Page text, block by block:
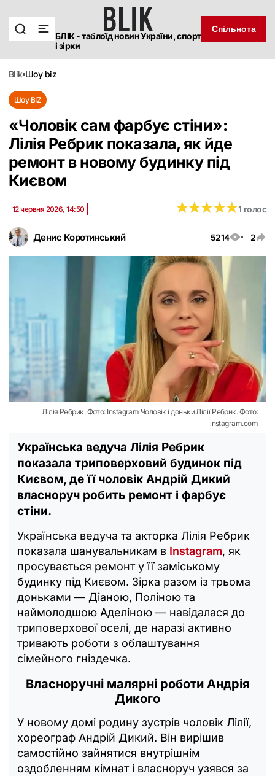
БЛІК - таблоїд новин України, спорт
і зірки
Спільнота
blik шоу biz
Шоу BIZ
«Чоловік сам фарбує стіни»:
Лілія Ребрик показала, як йде
ремонт в новому будинку під
Києвом
Денис Коротинський 5214 2
12 червня 2026, 14:50 ★★★★★
★★★★★1 голос
Лілія Ребрик. Фото: Instagram Чоловік і доньки Лілії Ребрик. Фото:
instagram.com
Українська ведуча Лілія Ребрик
показала триповерховий будинок під
Києвом, де її чоловік Андрій Дикий
власноруч робить ремонт і фарбує
стіни.
Українська ведуча та акторка Лілія Ребрик
показала шанувальникам в Instagram, як
просувається ремонт у її заміському
будинку під Києвом. Зірка разом із трьома
доньками — Діаною, Поліною та
наймолодшою Аделіною — навідалася до
триповерхової оселі, де наразі активно
тривають роботи з облаштування
сімейного гніздечка.
Власноручні малярні роботи Андрія
Дикого
У новому домі родину зустрів чоловік Лілії,
хореограф Андрій Дикий. Він вирішив
самостійно зайнятися внутрішнім
оздобленням кімнат і власноруч узявся за